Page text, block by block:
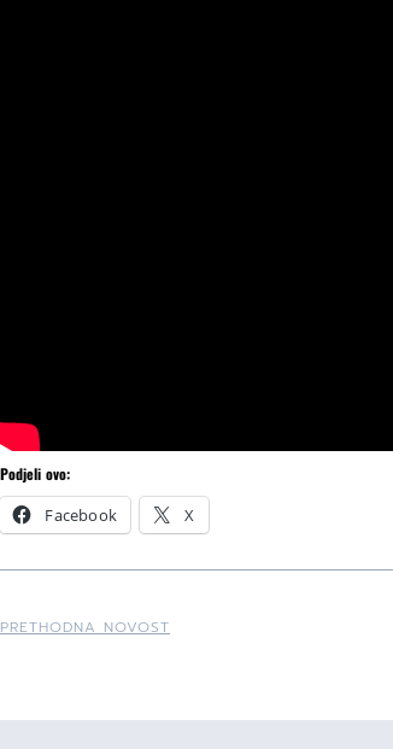
Podjeli ovo:
Facebook X
PRETHODNA NOVOST